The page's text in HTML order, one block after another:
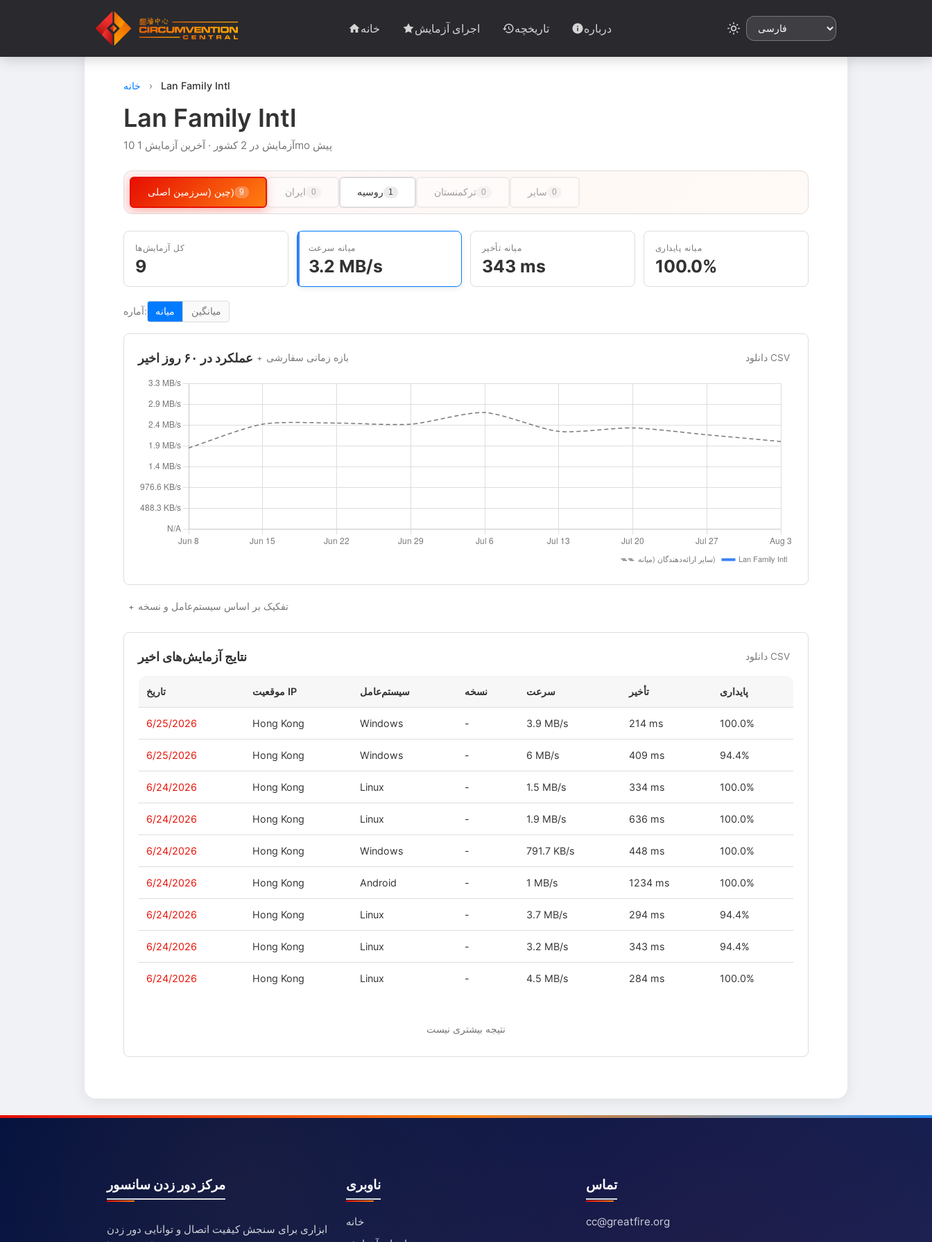
خانه اجرای آزمایش تاریخچه درباره
خانه › Lan Family Intl
Lan Family Intl
10 آزمایش در 2 کشور · آخرین آزمایش 1mo پیش
چین (سرزمین اصلی) 9 ایران 0 روسیه 1 ترکمنستان 0 سایر 0
کل آزمایش‌ها
9
میانه سرعت
3.2 MB/s
میانه تأخیر
343 ms
میانه پایداری
100.0%
آماره: میانه میانگین
عملکرد در ۶۰ روز اخیر بازه زمانی سفارشی دانلود CSV
تفکیک بر اساس سیستم‌عامل و نسخه
نتایج آزمایش‌های اخیر دانلود CSV
تاریخ موقعیت IP سیستم‌عامل نسخه سرعت تأخیر پایداری
6/25/2026 Hong Kong Windows - 3.9 MB/s 214 ms 100.0%
6/25/2026 Hong Kong Windows - 6 MB/s 409 ms 94.4%
6/24/2026 Hong Kong Linux - 1.5 MB/s 334 ms 100.0%
6/24/2026 Hong Kong Linux - 1.9 MB/s 636 ms 100.0%
6/24/2026 Hong Kong Windows - 791.7 KB/s 448 ms 100.0%
6/24/2026 Hong Kong Android - 1 MB/s 1234 ms 100.0%
6/24/2026 Hong Kong Linux - 3.7 MB/s 294 ms 94.4%
6/24/2026 Hong Kong Linux - 3.2 MB/s 343 ms 94.4%
6/24/2026 Hong Kong Linux - 4.5 MB/s 284 ms 100.0%
نتیجه بیشتری نیست
مرکز دور زدن سانسور
ابزاری برای سنجش کیفیت اتصال و توانایی دور زدن
ناوبری
خانه
تماس
cc@greatfire.org